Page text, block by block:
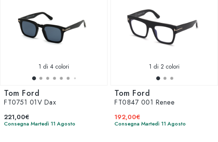
1 di 4 colori
Tom Ford
FT0751 01V Dax
221,00€
Consegna Martedì 11 Agosto
1 di 2 colori
Tom Ford
FT0847 001 Renee
192,00€
Consegna Martedì 11 Agosto